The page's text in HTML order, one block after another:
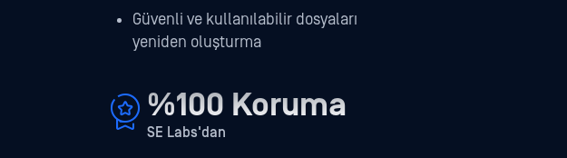
Güvenli ve kullanılabilir dosyaları
yeniden oluşturma
%100 Koruma
SE Labs'dan